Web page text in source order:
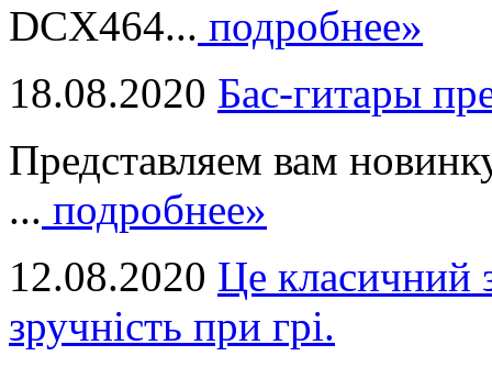
DCX464... подробнее»
18.08.2020 Бас-гитары
Представляем вам
... подробнее»
12.08.2020 Це класичний
зручність при грі.